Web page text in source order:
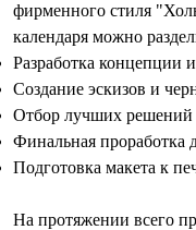
фирменного стиля
календаря можно
Разработка концепции
Создание эскизов и
Отбор лучших решений
Финальная проработка
Подготовка макета к
На протяжении всего